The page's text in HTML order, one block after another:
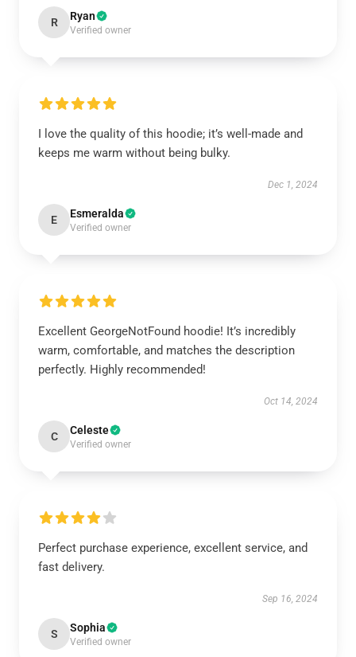
R Ryan
Verified owner
I love the quality of this hoodie; it’s well-made and
keeps me warm without being bulky.
Dec 1, 2024
E Esmeralda
Verified owner
Excellent GeorgeNotFound hoodie! It’s incredibly
warm, comfortable, and matches the description
perfectly. Highly recommended!
Oct 14, 2024
C Celeste
Verified owner
Perfect purchase experience, excellent service, and
fast delivery.
Sep 16, 2024
S Sophia
Verified owner